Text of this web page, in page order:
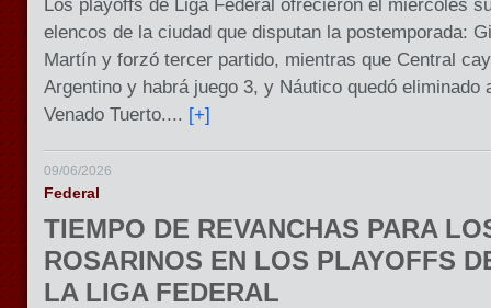
Los playoffs de Liga Federal ofrecieron el miércoles
elencos de la ciudad que disputan la postemporada:
Martín y forzó tercer partido, mientras que Central
Argentino y habrá juego 3, y Náutico quedó eliminado
Venado Tuerto.... [+]
09/06/2026
Federal
TIEMPO DE REVANCHAS PARA
ROSARINOS EN LOS PLAYOFFS
LA LIGA FEDERAL